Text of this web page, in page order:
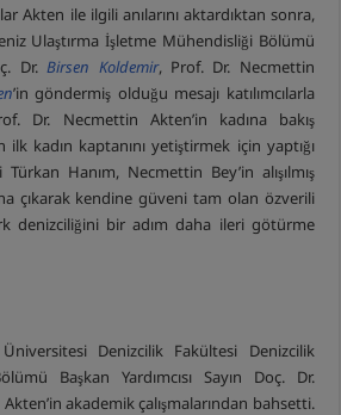
Akten ile ilgili anılarını aktardıktan sonra,
Ulaştırma İşletme Mühendisliği Bölümü
Dr.Birsen Koldemir, Prof. Dr. Necmettin
’in göndermiş olduğu mesajı katılımcılarla
Dr. Necmettin Akten’in kadına bakış
ilk kadın kaptanını yetiştirmek için yaptığı
Hanım, Necmettin Bey’in alışılmış
çıkarak kendine güveni tam olan özverili
denizciliğini bir adım daha ileri götürme
Denizcilik Fakültesi Denizcilik
Başkan Yardımcısı Sayın Doç. Dr.
Akten’in akademik çalışmalarından bahsetti.